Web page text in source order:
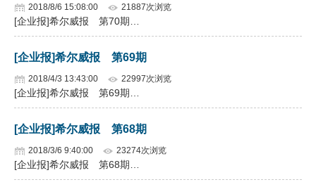
行情报价
数字报
2018/8/6 15:08:00 21887次浏览
[企业报]希尔威报 第70期…
[企业报]希尔威报 第69期
2018/4/3 13:43:00 22997次浏览
[企业报]希尔威报 第69期…
[企业报]希尔威报 第68期
2018/3/6 9:40:00 23274次浏览
[企业报]希尔威报 第68期…